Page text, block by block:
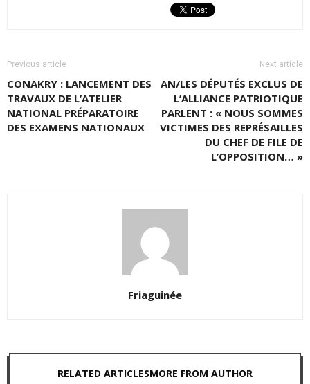
Previous article
CONAKRY : LANCEMENT DES
TRAVAUX DE L’ATELIER
NATIONAL PRÉPARATOIRE
DES EXAMENS NATIONAUX
Next article
AN/LES DÉPUTÉS EXCLUS DE
L’ALLIANCE PATRIOTIQUE
PARLENT : « NOUS SOMMES
VICTIMES DES REPRÉSAILLES
DU CHEF DE FILE DE
L’OPPOSITION… »
Friaguinée
RELATED ARTICLESMORE FROM AUTHOR